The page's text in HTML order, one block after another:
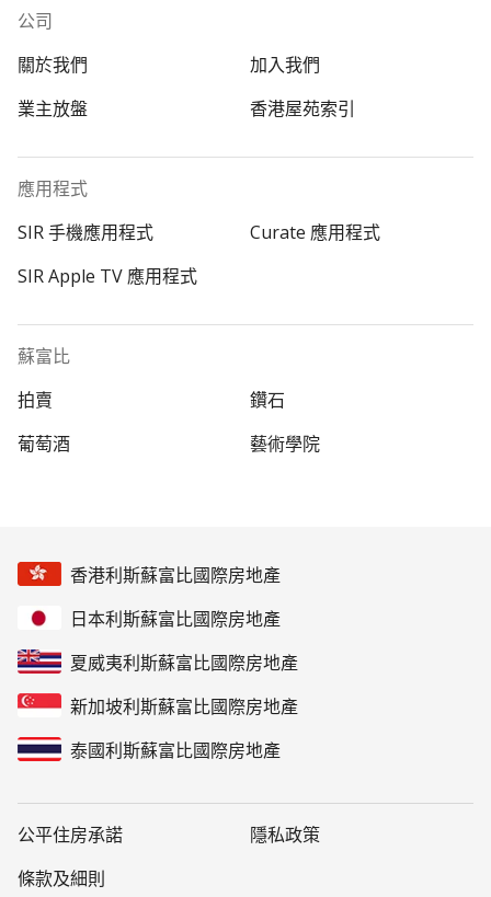
公司
關於我們
加入我們
業主放盤
香港屋苑索引
應用程式
SIR 手機應用程式
Curate 應用程式
SIR Apple TV 應用程式
蘇富比
拍賣
鑽石
葡萄酒
藝術學院
香港利斯蘇富比國際房地產
日本利斯蘇富比國際房地產
夏威夷利斯蘇富比國際房地產
新加坡利斯蘇富比國際房地產
泰國利斯蘇富比國際房地產
公平住房承諾
隱私政策
條款及細則